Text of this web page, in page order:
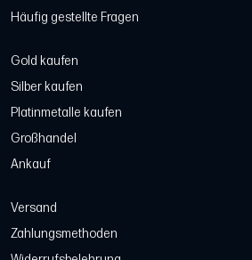
Häufig gestellte Fragen
Gold kaufen
Silber kaufen
Platinmetalle kaufen
Großhandel
Ankauf
Versand
Zahlungsmethoden